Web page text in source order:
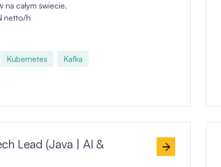
na całym świecie.
netto/h
Kubernetes
Kafka
Lead (Java | AI &